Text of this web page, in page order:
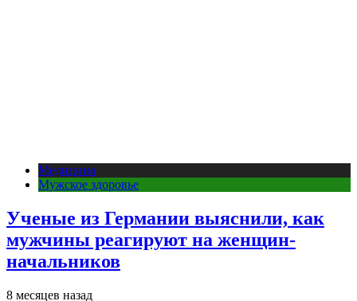
Медицина
Мужское здоровье
Ученые из Германии выяснили, как
мужчины реагируют на женщин-
начальников
8 месяцев назад